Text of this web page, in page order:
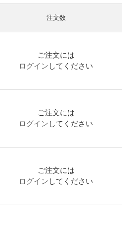
注文数
ご注文には
ログイン してください
ご注文には
ログイン してください
ご注文には
ログイン してください